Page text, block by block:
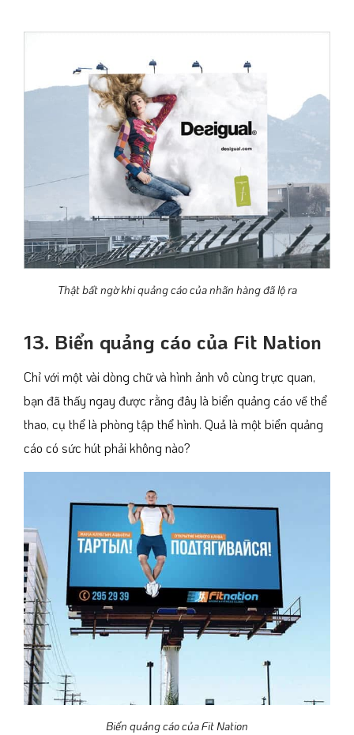
Thật bất ngờ khi quảng cáo của nhãn hàng đã lộ ra
13. Biển quảng cáo của Fit Nation
Chỉ với một vài dòng chữ và hình ảnh vô cùng trực quan,
bạn đã thấy ngay được rằng đây là biển quảng cáo về thể
thao, cụ thể là phòng tập thể hình. Quả là một biển quảng
cáo có sức hút phải không nào?
Biển quảng cáo của Fit Nation